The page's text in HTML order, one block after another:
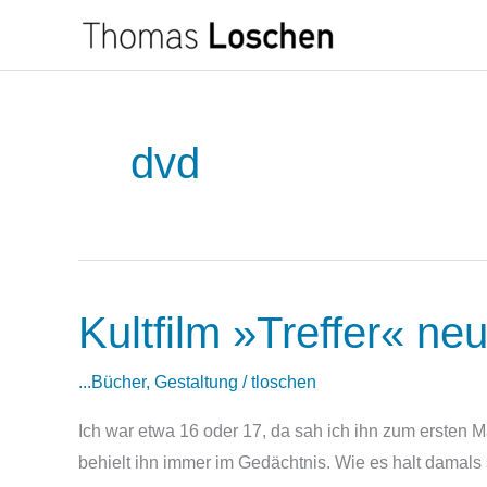
dvd
Kultfilm »Treffer«
...Bücher, Gestaltung /tloschen
Ich war etwa 16 oder 17, da sah ich ihn zum ersten
behielt ihn immer im Gedächtnis. Wie es halt
Kultfilm
»Treffer«
neu